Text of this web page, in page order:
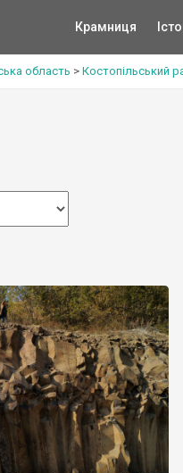
Крамниця
область > Костопільський